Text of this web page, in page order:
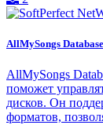
AllMySongs Database
AllMySongs
поможет
дисков. Он
форматов,